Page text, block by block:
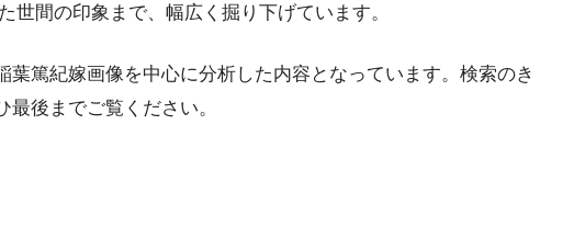
間の印象まで、幅広く掘り下げています。
篤紀嫁画像を中心に分析した内容となっています。検索のき
後までご覧ください。